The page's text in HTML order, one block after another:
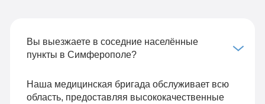
Вы выезжаете в соседние населённые
пункты в Симферополе?
Наша медицинская бригада обслуживает всю
область, предоставляя высококачественные